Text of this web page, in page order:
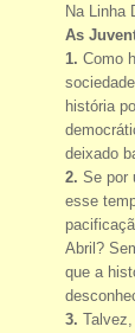
Na Linha
As
1. Como
história
deixado
2. Se por
esse
Abril?
que a
3.